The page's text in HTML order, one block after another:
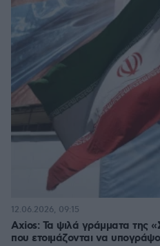
Axios: Τα ψιλά γράμματα της
που ετοιμάζονται να
12.06.2026, 09:15